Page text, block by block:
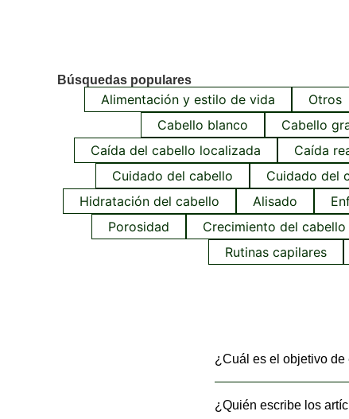
Búsquedas populares
Alimentación y estilo de vida Otros
Cabello blanco
Cabello
Caída del cabello localizada
Caída
Cuidado del cabello
Cuidado del
Hidratación del cabello
Alisado
Porosidad
Crecimiento del cabello
Rutinas capilares
¿Cuál es el objetivo de
¿Quién escribe los